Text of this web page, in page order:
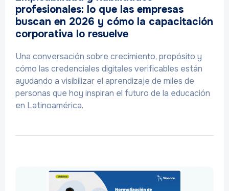
profesionales: lo que las empresas
buscan en 2026 y cómo la capacitación
corporativa lo resuelve
Una conversación sobre crecimiento, propósito y
cómo las credenciales digitales verificables están
ayudando a visibilizar el aprendizaje de miles de
personas que hoy inspiran el futuro de la educación
en Latinoamérica.